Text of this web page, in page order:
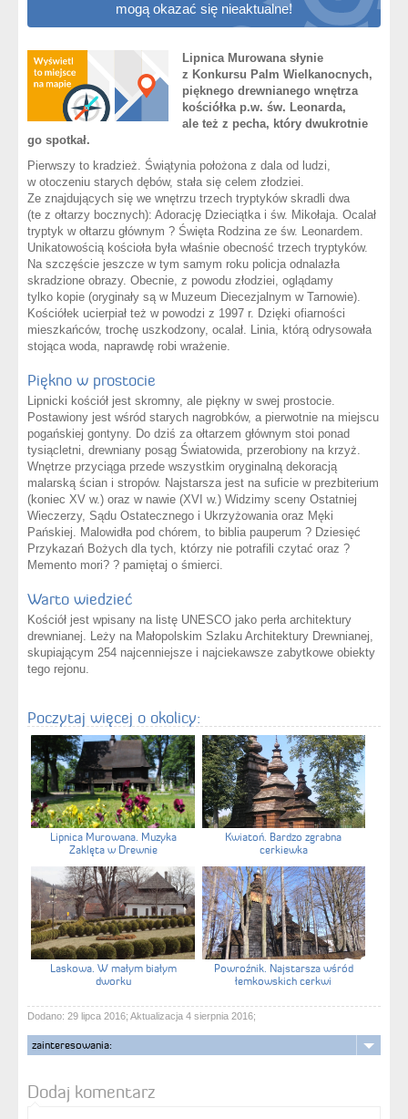
mogą okazać się nieaktualne!
Lipnica Murowana słynie
z Konkursu Palm Wielkanocnych,
pięknego drewnianego wnętrza
kościółka p.w. św. Leonarda,
ale też z pecha, który dwukrotnie
go spotkał.
Pierwszy to kradzież. Świątynia położona z dala od ludzi,
w otoczeniu starych dębów, stała się celem złodziei.
Ze znajdujących się we wnętrzu trzech tryptyków skradli dwa
(te z ołtarzy bocznych): Adorację Dzieciątka i św. Mikołaja. Ocalał
tryptyk w ołtarzu głównym ? Święta Rodzina ze św. Leonardem.
Unikatowością kościoła była właśnie obecność trzech tryptyków.
Na szczęście jeszcze w tym samym roku policja odnalazła
skradzione obrazy. Obecnie, z powodu złodziei, oglądamy
tylko kopie (oryginały są w Muzeum Diecezjalnym w Tarnowie).
Kościółek ucierpiał też w powodzi z 1997 r. Dzięki ofiarności
mieszkańców, trochę uszkodzony, ocalał. Linia, którą odrysowała
stojąca woda, naprawdę robi wrażenie.
Piękno w prostocie
Lipnicki kościół jest skromny, ale piękny w swej prostocie.
Postawiony jest wśród starych nagrobków, a pierwotnie na miejscu
pogańskiej gontyny. Do dziś za ołtarzem głównym stoi ponad
tysiącletni, drewniany posąg Światowida, przerobiony na krzyż.
Wnętrze przyciąga przede wszystkim oryginalną dekoracją
malarską ścian i stropów. Najstarsza jest na suficie w prezbiterium
(koniec XV w.) oraz w nawie (XVI w.) Widzimy sceny Ostatniej
Wieczerzy, Sądu Ostatecznego i Ukrzyżowania oraz Męki
Pańskiej. Malowidła pod chórem, to biblia pauperum ? Dziesięć
Przykazań Bożych dla tych, którzy nie potrafili czytać oraz ?
Memento mori? ? pamiętaj o śmierci.
Warto wiedzieć
Kościół jest wpisany na listę UNESCO jako perła architektury
drewnianej. Leży na Małopolskim Szlaku Architektury Drewnianej,
skupiającym 254 najcenniejsze i najciekawsze zabytkowe obiekty
tego rejonu.
Poczytaj więcej o okolicy:
Lipnica Murowana. Muzyka
Zaklęta w Drewnie
Kwiatoń. Bardzo zgrabna
cerkiewka
Laskowa. W małym białym
dworku
Powroźnik. Najstarsza wśród
łemkowskich cerkwi
Dodano: 29 lipca 2016; Aktualizacja 4 sierpnia 2016;
zainteresowania:
Dodaj komentarz